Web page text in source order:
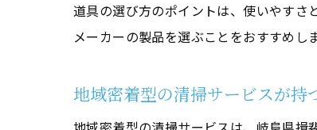
道具の選び方のポイントは、使いやすさ
メーカーの製品を選ぶことをおすすめしま
地域密着型の清掃サービスが持